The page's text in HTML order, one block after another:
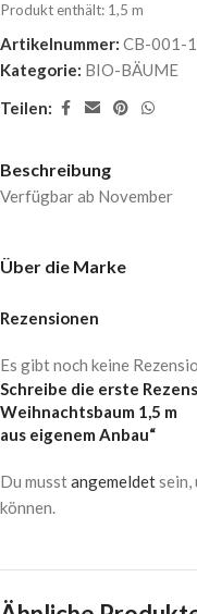
Produkt enthält: 1,5 m
Artikelnummer: CB-001-
Kategorie: BIO-BÄUME
Teilen:
Beschreibung
Verfügbar ab November
Über die Marke
Rezensionen
Es gibt noch keine
Schreibe die erste
Weihnachtsbaum 1,5 m
aus eigenem Anbau“
Du musstangemeldetsein,
können.